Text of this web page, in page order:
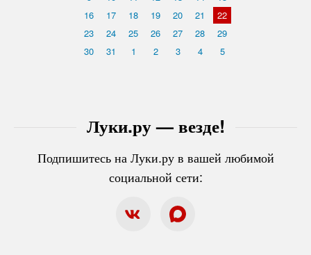
Луки.ру — везде!
Подпишитесь на Луки.ру в вашей любимой
социальной сети:
16
17 18 19 20 21
22
23
24 25 26 27 28
29
30
31 1 2 3 4 5